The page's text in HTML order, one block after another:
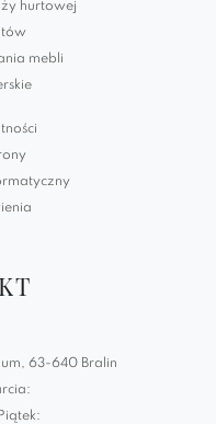
hurtowej
mebli
63-640 Bralin